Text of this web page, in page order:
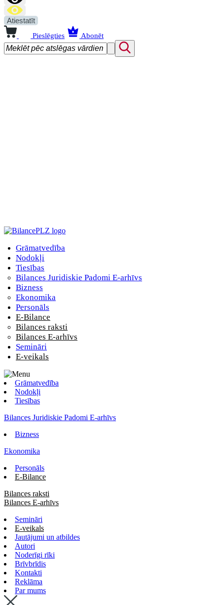
Atiestatīt
Pieslēgties Abonēt
Grāmatvedība
Nodokļi
Tiesības
Bilances Juridiskie Padomi E-arhīvs
Bizness
Ekonomika
Personāls
E-Bilance
Bilances raksti
Bilances E-arhīvs
Semināri
E-veikals
Grāmatvedība
Nodokļi
Tiesības
Bilances Juridiskie Padomi E-arhīvs
Bizness
Ekonomika
Personāls
E-Bilance
Bilances raksti
Bilances E-arhīvs
Semināri
E-veikals
Jautājumi un atbildes
Autori
Noderīgi rīki
Brīvbrīdis
Kontakti
Reklāma
Par mums